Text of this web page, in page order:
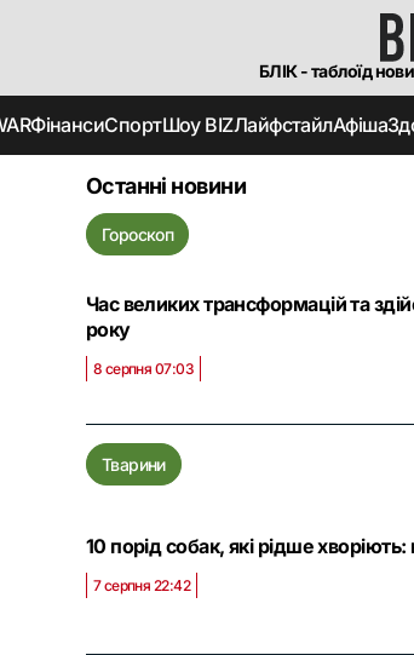
БЛІК - таблоїд
ФінансиСпортШоу BIZЛайфстайлАфіша
Останні новини
Гороскоп
Час великих трансформацій та
року
8 серпня 07:03
Тварини
10 порід собак, які рідше
7 серпня 22:42